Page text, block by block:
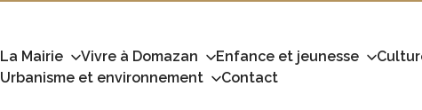
La Mairie Vivre à Domazan Enfance et jeunesse
Urbanisme et environnement
Contact